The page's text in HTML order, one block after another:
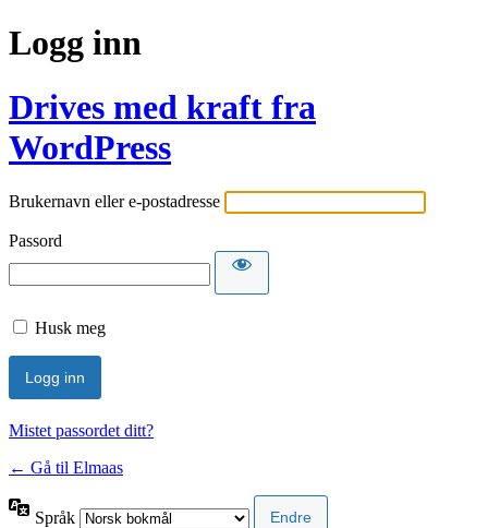
Logg inn
Drives med kraft fra
WordPress
Brukernavn eller e-postadresse
Passord
Husk meg
Mistet passordet ditt?
← Gå til Elmaas
Språk